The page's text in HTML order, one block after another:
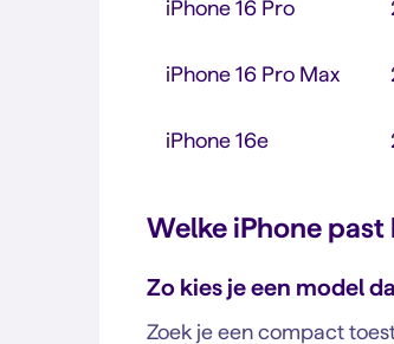
iPhone 16 Pro
iPhone 16 Pro Max
iPhone 16e
Welke iPhone past
Zo kies je een model
Zoek je een compact